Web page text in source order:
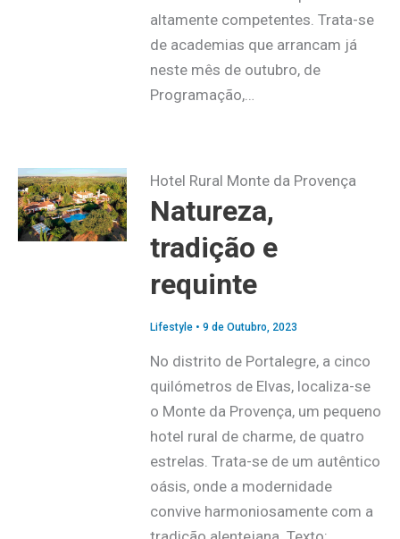
altamente competentes. Trata-se
de academias que arrancam já
neste mês de outubro, de
Programação,…
Hotel Rural Monte da Provença
Natureza,
tradição e
requinte
Lifestyle• 9 de Outubro, 2023
No distrito de Portalegre, a cinco
quilómetros de Elvas, localiza-se
o Monte da Provença, um pequeno
hotel rural de charme, de quatro
estrelas. Trata-se de um autêntico
oásis, onde a modernidade
convive harmoniosamente com a